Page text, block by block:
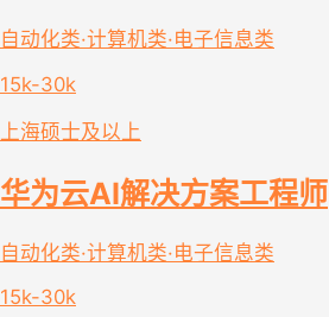
自动化类·计算机类·电子信息类
15k-30k
上海硕士及以上
华为云AI解决方案工程师
自动化类·计算机类·电子信息类
15k-30k